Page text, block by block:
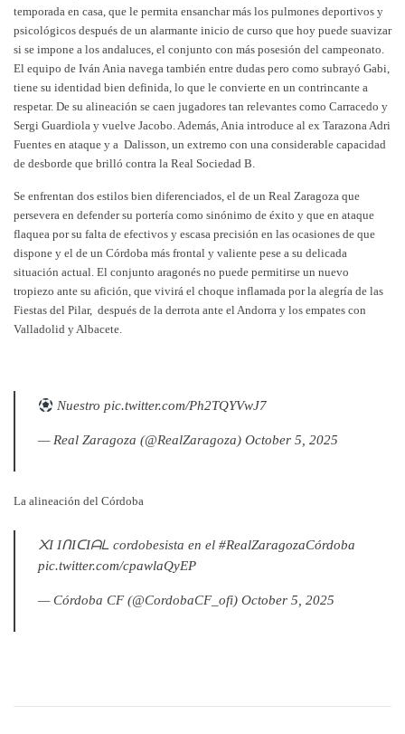
temporada en casa, que le permita ensanchar más los pulmones deportivos y
psicológicos después de un alarmante inicio de curso que hoy puede suavizar
si se impone a los andaluces, el conjunto con más posesión del campeonato.
El equipo de Iván Ania navega también entre dudas pero como subrayó Gabi,
tiene su identidad bien definida, lo que le convierte en un contrincante a
respetar. De su alineación se caen jugadores tan relevantes como Carracedo y
Sergi Guardiola y vuelve Jacobo. Además, Ania introduce al ex Tarazona Adri
Fuentes en ataque y a Dalisson, un extremo con una considerable capacidad
de desborde que brilló contra la Real Sociedad B.
Se enfrentan dos estilos bien diferenciados, el de un Real Zaragoza que
persevera en defender su portería como sinónimo de éxito y que en ataque
flaquea por su falta de efectivos y escasa precisión en las ocasiones de que
dispone y el de un Córdoba más frontal y valiente pese a su delicada
situación actual. El conjunto aragonés no puede permitirse un nuevo
tropiezo ante su afición, que vivirá el choque inflamada por la alegría de las
Fiestas del Pilar, después de la derrota ante el Andorra y los empates con
Valladolid y Albacete.
Nuestro pic.twitter.com/Ph2TQYVwJ7
— Real Zaragoza (@RealZaragoza) October 5, 2025
La alineación del Córdoba
᙭I IᑎIᑕIᗩᒪ cordobesista en el #RealZaragozaCórdoba
pic.twitter.com/cpawlaQyEP
— Córdoba CF (@CordobaCF_ofi) October 5, 2025